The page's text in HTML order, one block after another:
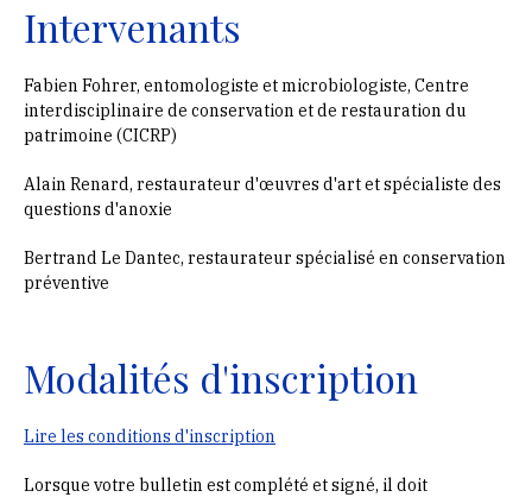
Intervenants
Fabien Fohrer, entomologiste et microbiologiste, Centre
interdisciplinaire de conservation et de restauration du
patrimoine (CICRP)
Alain Renard, restaurateur d'œuvres d'art et spécialiste des
questions d'anoxie
Bertrand Le Dantec, restaurateur spécialisé en conservation
préventive
Modalités d'inscription
Lire les conditions d'inscription
Lorsque votre bulletin est complété et signé, il doit